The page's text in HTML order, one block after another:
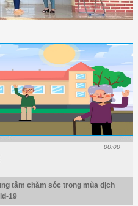
00:00
tâm chăm sóc trong mùa dịch
19